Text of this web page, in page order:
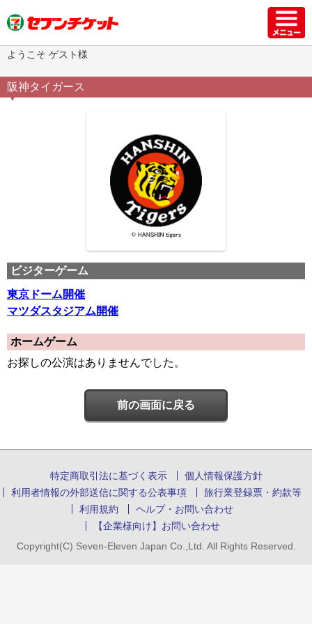
ようこそ ゲスト様
阪神タイガース
ビジターゲーム
東京ドーム開催
マツダスタジアム開催
ホームゲーム
お探しの公演はありませんでした。
前の画面に戻る
特定商取引法に基づく表示
個人情報保護方針
利用者情報の外部送信に関する公表事項
旅行業登録票・約款等
利用規約
ヘルプ・お問い合わせ
【企業様向け】お問い合わせ
Copyright(C) Seven-Eleven Japan Co.,Ltd. All Rights Reserved.